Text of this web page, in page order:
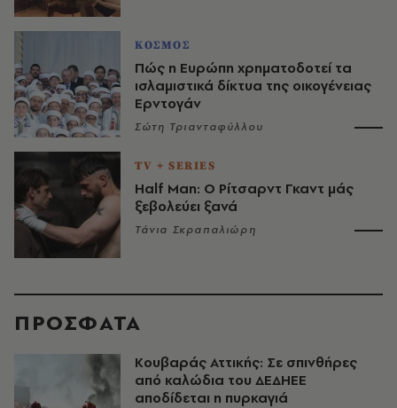
ΚΟΣΜΟΣ
Πώς η Ευρώπη χρηματοδοτεί τα
ισλαμιστικά δίκτυα της οικογένειας
Ερντογάν
Σώτη Τριανταφύλλου
TV + SERIES
Half Man: Ο Ρίτσαρντ Γκαντ μάς
ξεβολεύει ξανά
Τάνια Σκραπαλιώρη
ΠΡΟΣΦΑΤΑ
Κουβαράς Αττικής: Σε σπινθήρες
από καλώδια του ΔΕΔΗΕΕ
αποδίδεται η πυρκαγιά